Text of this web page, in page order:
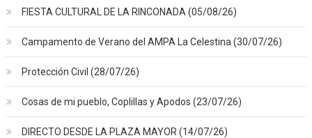
FIESTA CULTURAL DE LA RINCONADA (05/08/26)
Campamento de Verano del AMPA La Celestina (30/07/26)
Protección Civil (28/07/26)
Cosas de mi pueblo, Coplillas y Apodos (23/07/26)
DIRECTO DESDE LA PLAZA MAYOR (14/07/26)